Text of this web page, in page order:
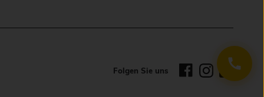
Folgen Sie uns